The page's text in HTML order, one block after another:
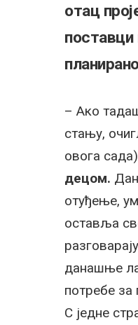
отац
поставци
– Ако
стању,
овога
децом.
отуђење,
оставља
данашње
потребе
С једне